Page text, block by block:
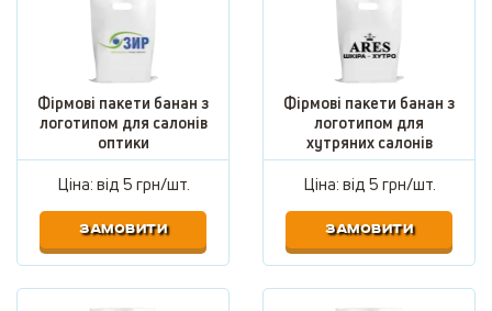
Фірмові пакети банан з
логотипом для салонів
оптики
Ціна: від5 грн/шт.
ЗАМОВИТИ
Фірмові пакети банан з
логотипом для
хутряних салонів
Ціна: від5 грн/шт.
ЗАМОВИТИ